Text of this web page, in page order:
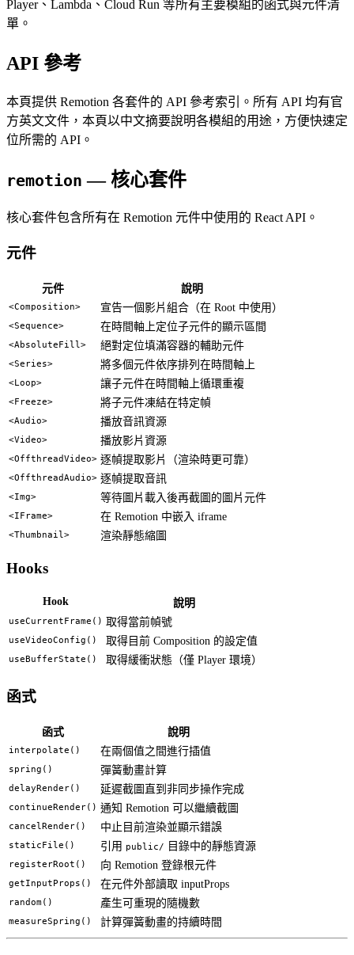
Player、Lambda、Cloud Run 等所有主要模組的函式與元件清
單。
API 參考
本頁提供 Remotion 各套件的 API 參考索引。所有 API 均有官
方英文文件，本頁以中文摘要說明各模組的用途，方便快速定
位所需的 API。
remotion — 核心套件
核心套件包含所有在 Remotion 元件中使用的 React API。
元件
元件 說明
<Composition> 宣告一個影片組合（在 Root 中使用）
<Sequence> 在時間軸上定位子元件的顯示區間
<AbsoluteFill> 絕對定位填滿容器的輔助元件
<Series> 將多個元件依序排列在時間軸上
<Loop> 讓子元件在時間軸上循環重複
<Freeze> 將子元件凍結在特定幀
<Audio> 播放音訊資源
<Video> 播放影片資源
<OffthreadVideo> 逐幀提取影片（渲染時更可靠）
<OffthreadAudio> 逐幀提取音訊
<Img> 等待圖片載入後再截圖的圖片元件
<IFrame> 在 Remotion 中嵌入 iframe
<Thumbnail> 渲染靜態縮圖
Hooks
Hook 說明
useCurrentFrame() 取得當前幀號
useVideoConfig() 取得目前 Composition 的設定值
useBufferState() 取得緩衝狀態（僅 Player 環境）
函式
函式 說明
interpolate() 在兩個值之間進行插值
spring() 彈簧動畫計算
delayRender() 延遲截圖直到非同步操作完成
continueRender() 通知 Remotion 可以繼續截圖
cancelRender() 中止目前渲染並顯示錯誤
staticFile() 引用 public/ 目錄中的靜態資源
registerRoot() 向 Remotion 登錄根元件
getInputProps() 在元件外部讀取 inputProps
random() 產生可重現的隨機數
measureSpring() 計算彈簧動畫的持續時間